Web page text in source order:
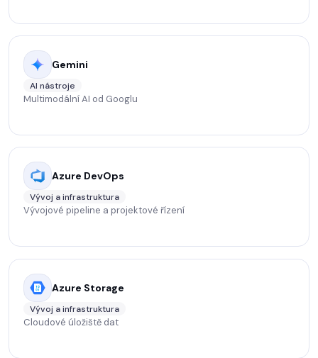
Gemini
AI nástroje
Multimodální AI od Googlu
Azure DevOps
Vývoj a infrastruktura
Vývojové pipeline a projektové řízení
Azure Storage
Vývoj a infrastruktura
Cloudové úložiště dat